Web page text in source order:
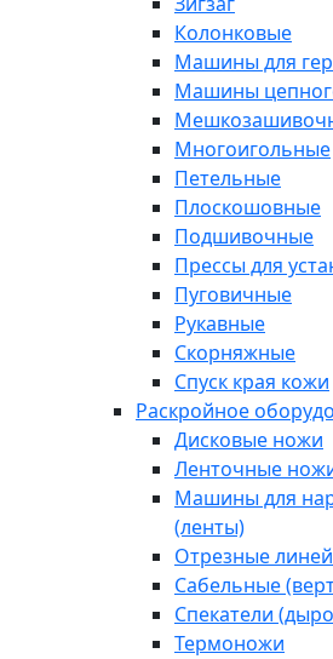
Колонковые
Машины для
Машины
Многоигольные
Петельные
Плоскошовные
Подшивочные
Прессы для
Пуговичные
Рукавные
Скорняжные
Спуск края кожи
Раскройное
Дисковые ножи
Ленточные
Машины для
(ленты)
Отрезные
Сабельные
Спекатели
Термоножи